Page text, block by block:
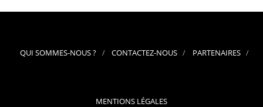
QUI SOMMES-NOUS ? CONTACTEZ-NOUS PARTENAIRES
MENTIONS LÉGALES